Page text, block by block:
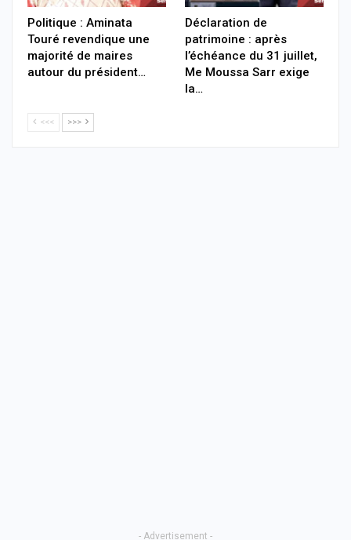
Politique : Aminata
Touré revendique une
majorité de maires
autour du président…
Déclaration de
patrimoine : après
l’échéance du 31 juillet,
Me Moussa Sarr exige
la…
<<< >>>
- Advertisement -